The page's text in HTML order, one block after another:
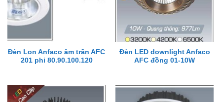
Đèn Lon Anfaco âm trần AFC
201 phi 80.90.100.120
Đèn LED downlight Anfaco
AFC đồng 01-10W